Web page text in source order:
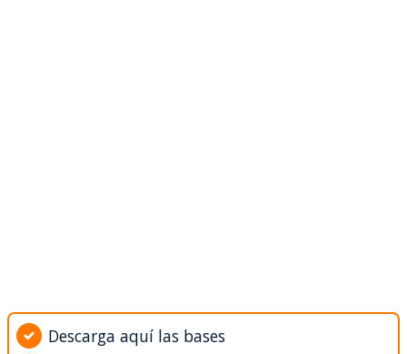
Descarga aquí las bases